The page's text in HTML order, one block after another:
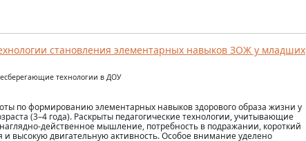
становления элементарных навыков ЗОЖ у младших
технологии в ДОУ
по формированию элементарных навыков здорового образа жизни у
(3–4 года). Раскрыты педагогические технологии, учитывающие
действенное мышление, потребность в подражании, короткий
высокую двигательную активность. Особое внимание уделено